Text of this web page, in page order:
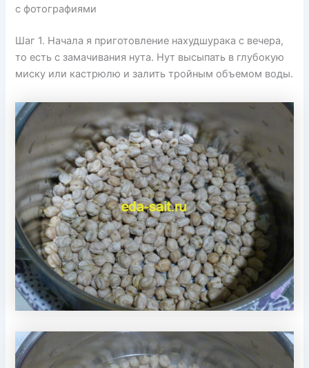
с фотографиями
Шаг 1. Начала я приготовление нахудшурака с вечера,
то есть с замачивания нута. Нут высыпать в глубокую
миску или кастрюлю и залить тройным объемом воды.